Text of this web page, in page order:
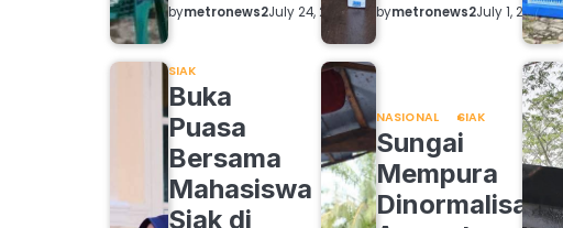
bymetronews2July 24, 2026 bymetronews2July 1, 2026
SIAK
Buka
Puasa
Bersama
Mahasiswa
Siak di
NASIONAL SIAK
Sungai
Mempura
Dinormalisasi,